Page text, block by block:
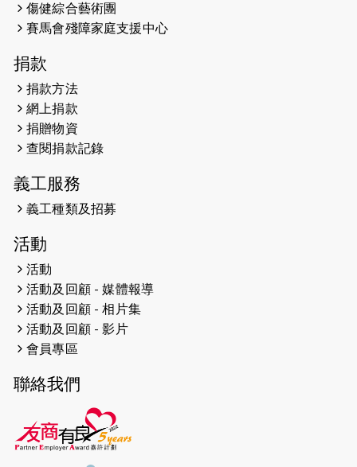
2024-12-31
2024-12-10
2024-11-17
2024-10-30
連續第七年獲得 #香港中小型企業總
商會「#友商有良」嘉許計劃的嘉許
2024-09-30
障等人士入場試玩
傷健綜合藝術團
賽馬會殘障家庭支援中心
捐款
捐款方法
網上捐款
捐贈物資
查閱捐款記錄
義工服務
義工種類及招募
活動
活動
活動及回顧 - 媒體報導
活動及回顧 - 相片集
活動及回顧 - 影片
會員專區
聯絡我們